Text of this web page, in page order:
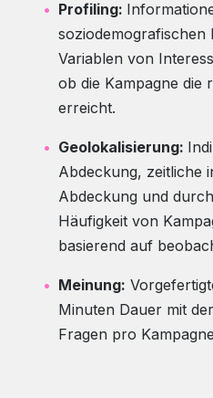
Profiling:
Variablen von
ob die Kampagne die
erreicht.
Geolokalisierung:
Abdeckung, zeitliche
Abdeckung und
Häufigkeit von
basierend auf
Meinung:
Minuten Dauer mit
Fragen pro